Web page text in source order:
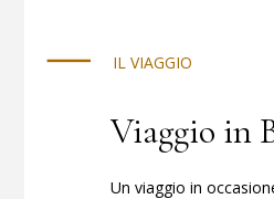
IL VIAGGIO
Viaggio in
Un viaggio in